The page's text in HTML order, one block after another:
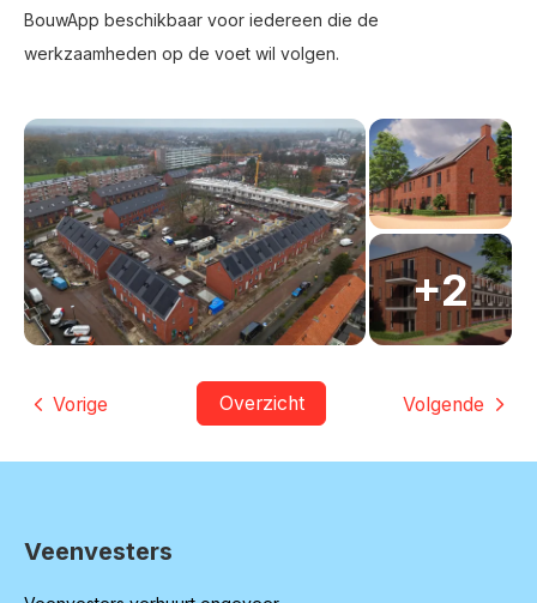
BouwApp beschikbaar voor iedereen die de
werkzaamheden op de voet wil volgen.
Volgende
Overzicht
Vorige
Contactinformatie
Veenvesters